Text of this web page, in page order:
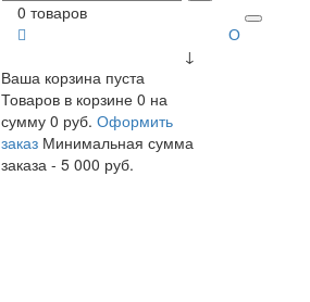
0 товаров
↓
Ваша корзина пуста
Товаров в корзине0 на
сумму0 руб. Оформить
заказ Минимальная сумма
заказа - 5 000 руб.
О